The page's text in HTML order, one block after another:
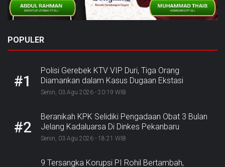
POPULER
#1
Polisi Gerebek KTV VIP Duri, Tiga Orang
Diamankan dalam Kasus Dugaan Ekstasi
Senin, 03 Agu 2026 - 20:19 WIB
#2
Beranikah KPK Selidiki Pengadaan Obat 3 Bulan
Jelang Kadaluarsa Di Dinkes Pekanbaru
Senin, 03 Agu 2026 - 18:21 WIB
9 Tersangka Korupsi PI Rohil Bertambah,